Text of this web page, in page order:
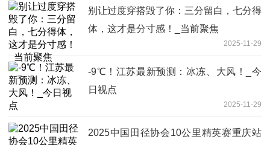
别让过度穿搭毁了你：三分留白，七分得
体，这才是分寸感！_当前聚焦
2025-11-29
-9℃！江苏最新预测：冰冻、大风！_今
日视点
2025-11-29
2025中国田径协会10公里精英赛重庆站